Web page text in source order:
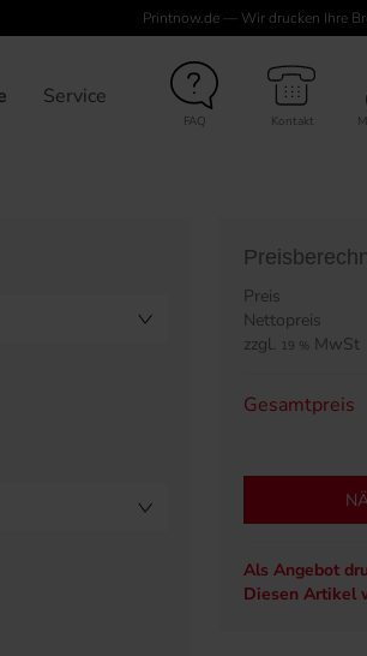
Printnow.de — Wir drucken Ihre
Service
FAQ Kontakt
A4, Umschlag 6-seitig, 332 Seiten Inhalt
Preis
Nettopreis
zzgl. 19 % MwSt
Gesamtpreis
Als Angebot
Diesen Artikel